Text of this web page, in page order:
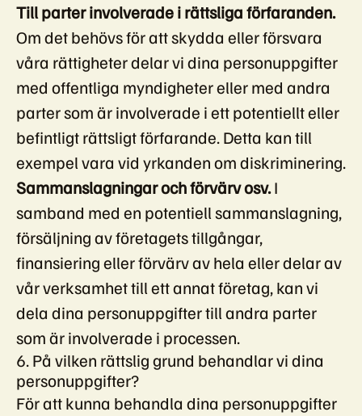
Till parter involverade i rättsliga förfaranden.
Om det behövs för att skydda eller försvara
våra rättigheter delar vi dina personuppgifter
med offentliga myndigheter eller med andra
parter som är involverade i ett potentiellt eller
befintligt rättsligt förfarande. Detta kan till
exempel vara vid yrkanden om diskriminering.
Sammanslagningar och förvärv osv.I
samband med en potentiell sammanslagning,
försäljning av företagets tillgångar,
finansiering eller förvärv av hela eller delar av
vår verksamhet till ett annat företag, kan vi
dela dina personuppgifter till andra parter
som är involverade i processen.
6. På vilken rättslig grund behandlar vi dina
personuppgifter?
För att kunna behandla dina personuppgifter